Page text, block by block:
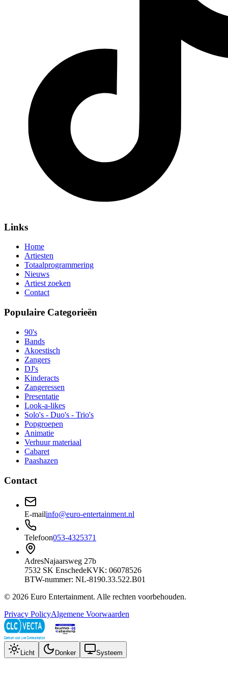
Links
Home
Artiesten
Totaalprogrammering
Nieuws
Artiest zoeken
Contact
Populaire Categorieën
90's
Bands
Akoestisch
Zangers
DJ's
Kinderacts
Zangeressen
Presentatie
Look-a-likes
Solo's - Duo's - Trio's
Popgroepen
Animatie
Verhuur materiaal
Cabaret
Paashazen
Contact
E-mailinfo@euro-entertainment.nl
Telefoon053-4325371
AdresNajaarsweg 27b
7532 SK EnschedeKVK: 06078526
BTW-nummer: NL-8190.33.522.B01
© 2026 Euro Entertainment. Alle rechten voorbehouden.
Privacy PolicyAlgemene Voorwaarden
Licht Donker Systeem